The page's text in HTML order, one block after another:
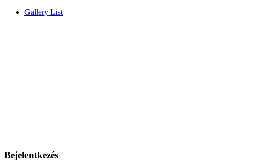
Gallery List
Bejelentkezés